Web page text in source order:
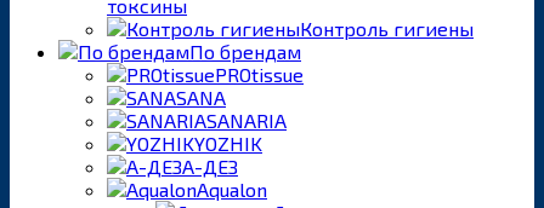
токсины
Контроль гигиены
По брендам
PROtissue
SANA
SANARIA
YOZHIK
А-ДЕЗ
Aqualon